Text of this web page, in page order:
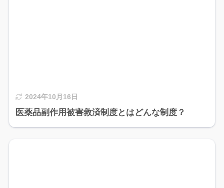
2024年10月16日
医薬品副作用被害救済制度とはどんな制度？